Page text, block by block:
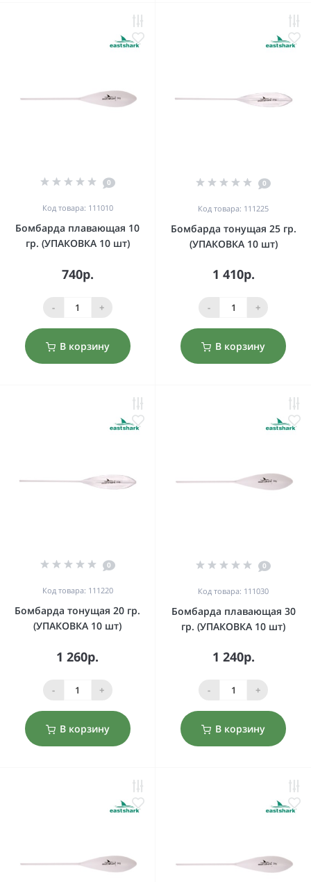
0
Код товара: 111010
Бомбарда плавающая 10
гр. (УПАКОВКА 10 шт)
740р.
- +
В корзину
0
Код товара: 111225
Бомбарда тонущая 25 гр.
(УПАКОВКА 10 шт)
1 410р.
- +
В корзину
0
Код товара: 111220
Бомбарда тонущая 20 гр.
(УПАКОВКА 10 шт)
1 260р.
- +
В корзину
0
Код товара: 111030
Бомбарда плавающая 30
гр. (УПАКОВКА 10 шт)
1 240р.
- +
В корзину